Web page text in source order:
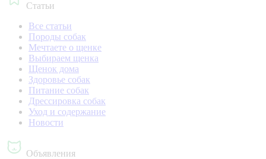
Статьи
Все статьи
Породы собак
Мечтаете о щенке
Выбираем щенка
Щенок дома
Здоровье собак
Питание собак
Дрессировка собак
Уход и содержание
Новости
Объявления